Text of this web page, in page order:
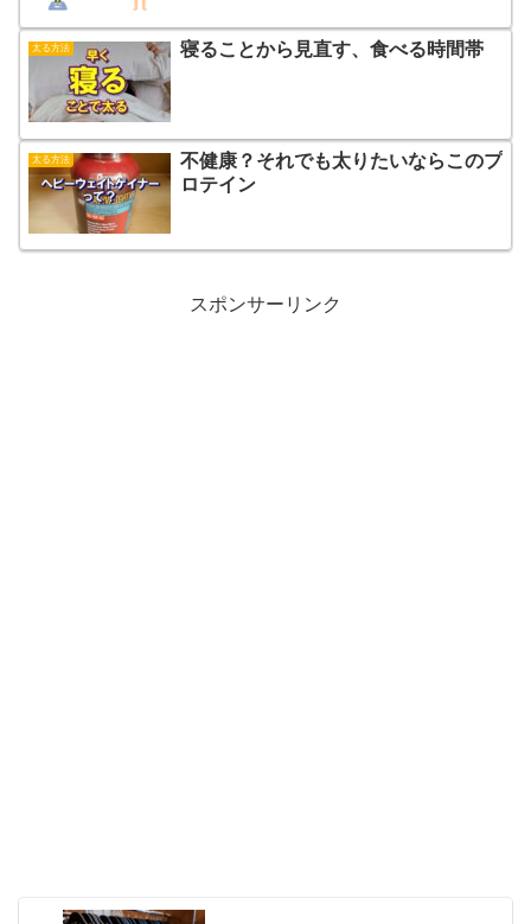
太る方法 寝ることから見直す、食べる時間帯
太る方法
不健康？それでも太りたいならこのプ
ロテイン
スポンサーリンク